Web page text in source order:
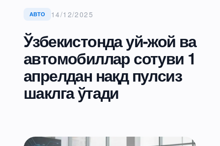
АВТО 14/12/2025
Ўзбекистонда уй-жой ва
автомобиллар сотуви 1
апрелдан нақд пулсиз
шаклга ўтади